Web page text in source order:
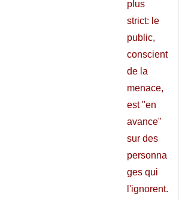
plus
strict: le
public,
conscient
de la
menace,
est "en
avance"
sur des
personna
ges qui
l'ignorent.